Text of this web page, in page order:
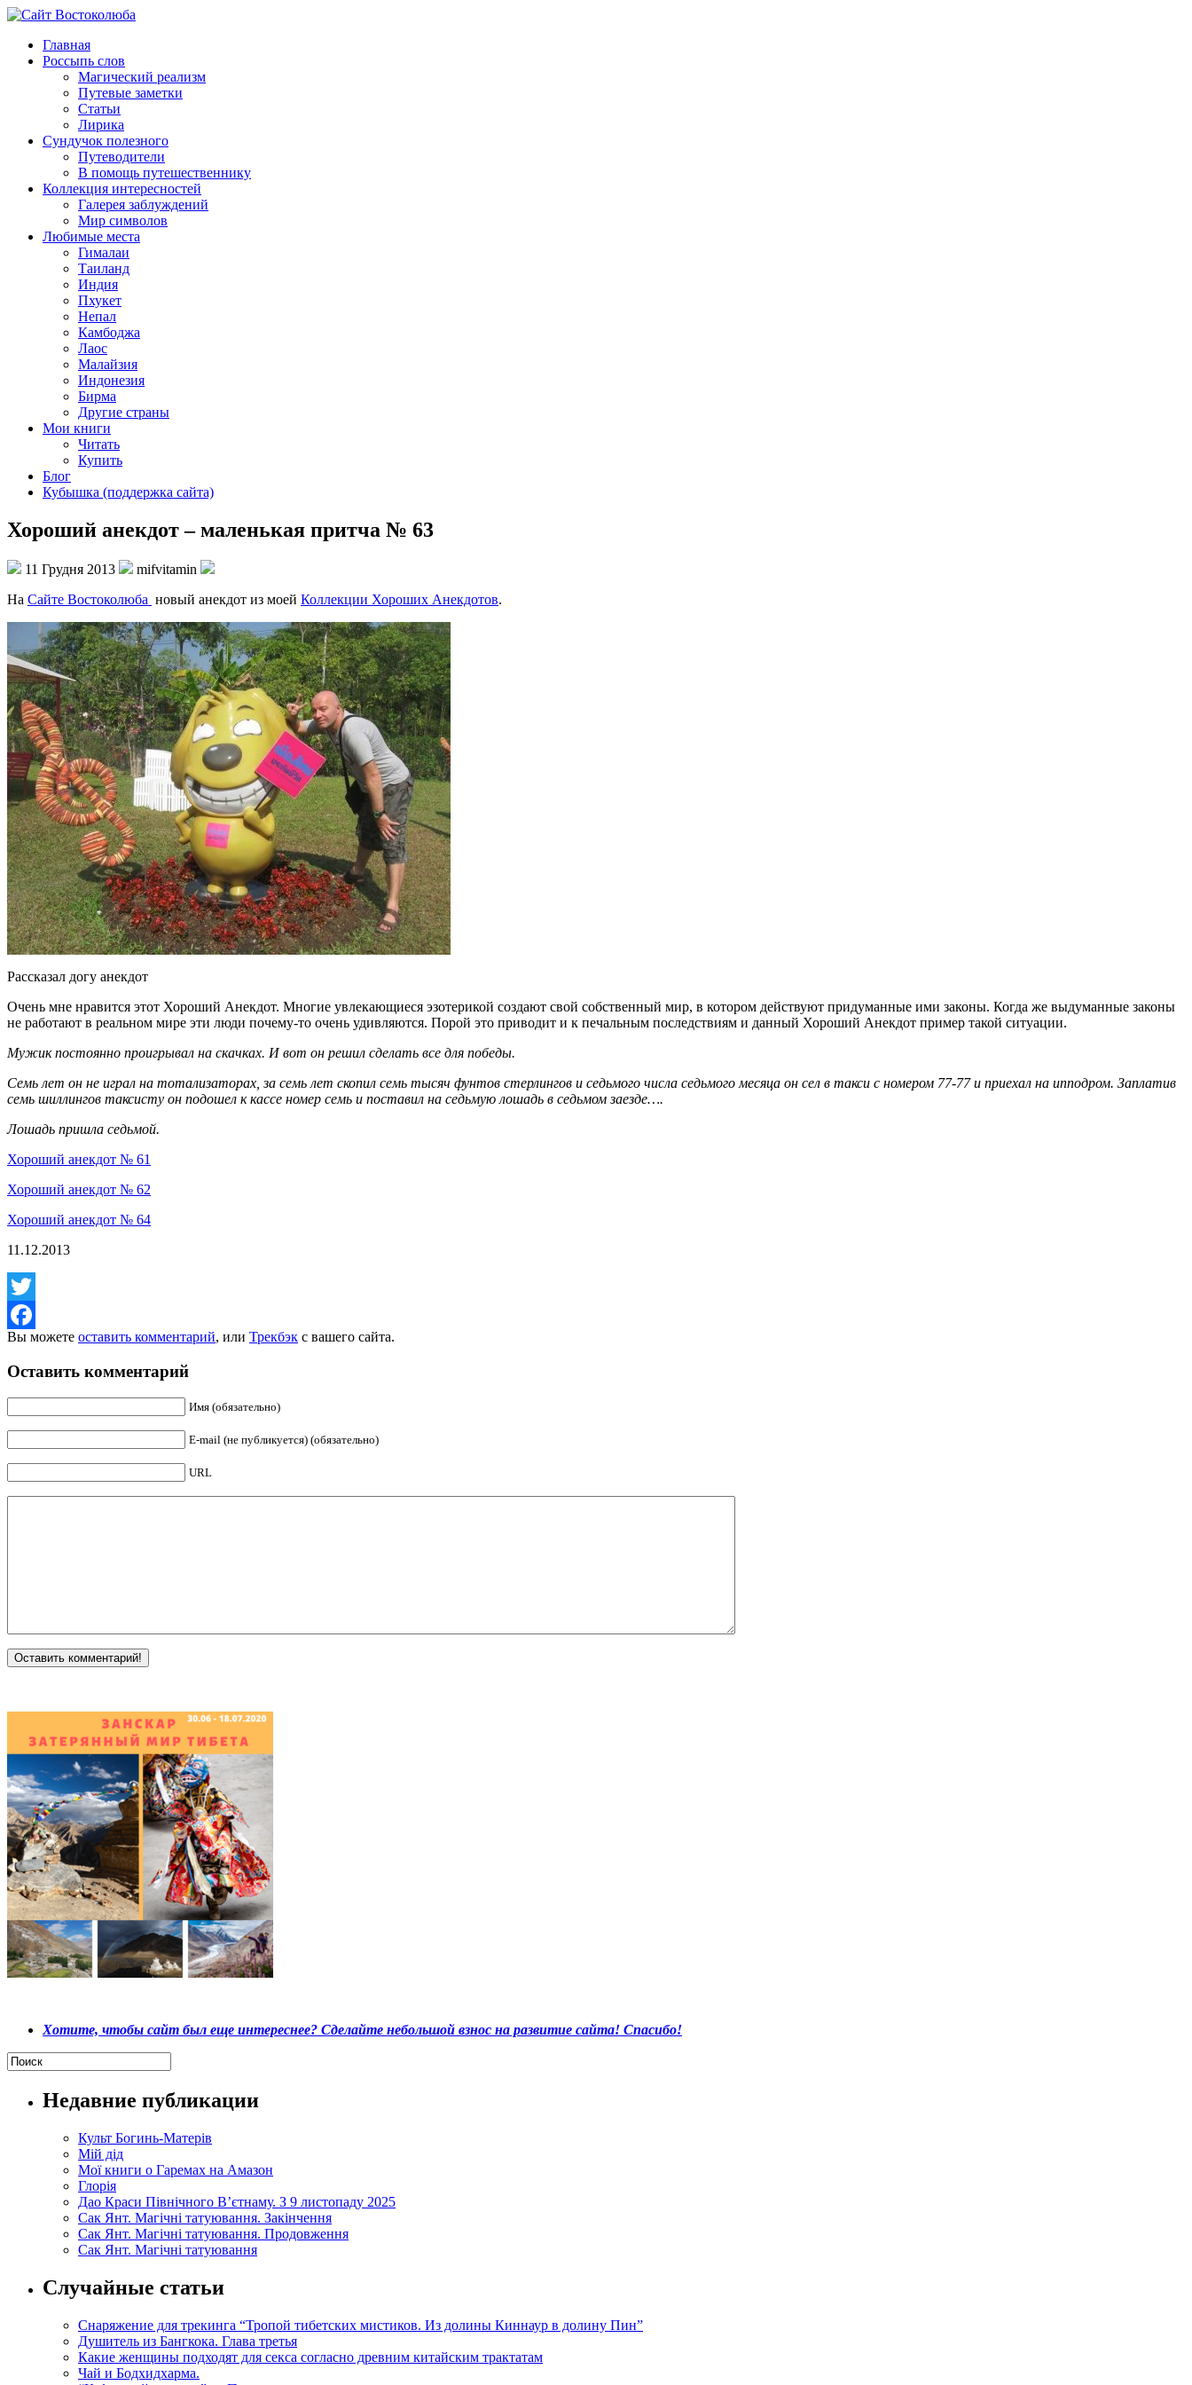
Главная
Россыпь слов
Магический реализм
Путевые заметки
Статьи
Лирика
Сундучок полезного
Путеводители
В помощь путешественнику
Коллекция интересностей
Галерея заблуждений
Мир символов
Любимые места
Гималаи
Таиланд
Индия
Пхукет
Непал
Камбоджа
Лаос
Малайзия
Индонезия
Бирма
Другие страны
Мои книги
Читать
Купить
Блог
Кубышка (поддержка сайта)
Хороший анекдот – маленькая притча № 63
11 Грудня 2013
mifvitamin
На Сайте Востоколюба новый анекдот из моей Коллекции Хороших Анекдотов.
Рассказал догу анекдот
Очень мне нравится этот Хороший Анекдот. Многие увлекающиеся эзотерикой создают свой собственный мир, в котором действуют придуманные ими законы. Когда же выдуманные законы
не работают в реальном мире эти люди почему-то очень удивляются. Порой это приводит и к печальным последствиям и данный Хороший Анекдот пример такой ситуации.
Мужик постоянно проигрывал на скачках. И вот он решил сделать все для победы.
Семь лет он не играл на тотализаторах, за семь лет скопил семь тысяч фунтов стерлингов и седьмого числа седьмого месяца он сел в такси с номеpом 77-77 и приехал на ипподром. Заплатив
семь шиллингов таксисту он подошел к кассе номеp семь и поставил на седьмую лошадь в седьмом заезде….
Лошадь пришла седьмой.
Хороший анекдот № 61
Хороший анекдот № 62
Хороший анекдот № 64
11.12.2013
Twitter
Facebook
Вы можете оставить комментарий, или Трекбэк с вашего сайта.
Оставить комментарий
Имя (обязательно)
E-mail (не публикуется) (обязательно)
URL
Хотите, чтобы сайт был еще интереснее? Сделайте небольшой взнос на развитие сайта! Спасибо!
Недавние публикации
Культ Богинь-Матерів
Мій дід
Мої книги о Гаремах на Амазон
Глорія
Дао Краси Північного В’єтнаму. З 9 листопаду 2025
Сак Янт. Магічні татуювання. Закінчення
Сак Янт. Магічні татуювання. Продовження
Сак Янт. Магічні татуювання
Случайные статьи
Снаряжение для трекинга “Тропой тибетских мистиков. Из долины Киннаур в долину Пин”
Душитель из Бангкока. Глава третья
Какие женщины подходят для секса согласно древним китайским трактатам
Чай и Бодхидхарма.